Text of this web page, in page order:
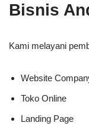
Bisnis
Kami melayani
Website
Toko Online
Landing Page